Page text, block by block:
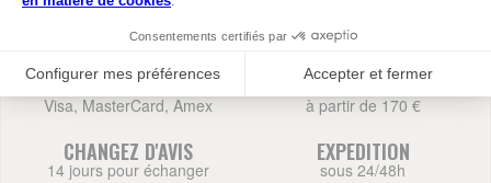
PAIEMENT SECURISE
Visa, MasterCard, Amex
LIVRAISON OFFERTE
à partir de 170 €
CHANGEZ D'AVIS
14 jours pour échanger
EXPEDITION
sous 24/48h